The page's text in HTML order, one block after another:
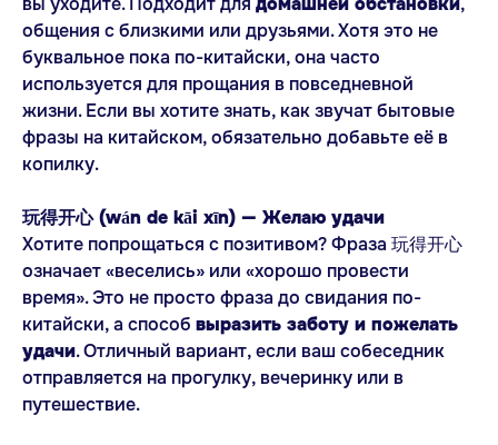
общения с близкими или друзьями. Хотя это не
буквальное пока по-китайски, она часто
используется для прощания в повседневной
жизни. Если вы хотите знать, как звучат бытовые
фразы на китайском, обязательно добавьте её в
копилку.
玩得开心 (wán de kāi xīn) — Желаю удачи
Хотите попрощаться с позитивом? Фраза 玩得开心
означает «веселись» или «хорошо провести
время». Это не просто фраза до свидания по-
китайски, а способ выразить заботу и пожелать
удачи. Отличный вариант, если ваш собеседник
отправляется на прогулку, вечеринку или в
путешествие.